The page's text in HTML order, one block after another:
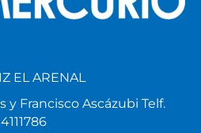
EL ARENAL
y Francisco Ascázubi Telf.
4111786